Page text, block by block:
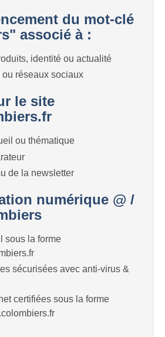
du mot-clé
associé à :
identité ou actualité
réseaux sociaux
le site
ou thématique
de la newsletter
numérique @ /
sous la forme
sécurisées avec anti-virus &
certifiées sous la forme